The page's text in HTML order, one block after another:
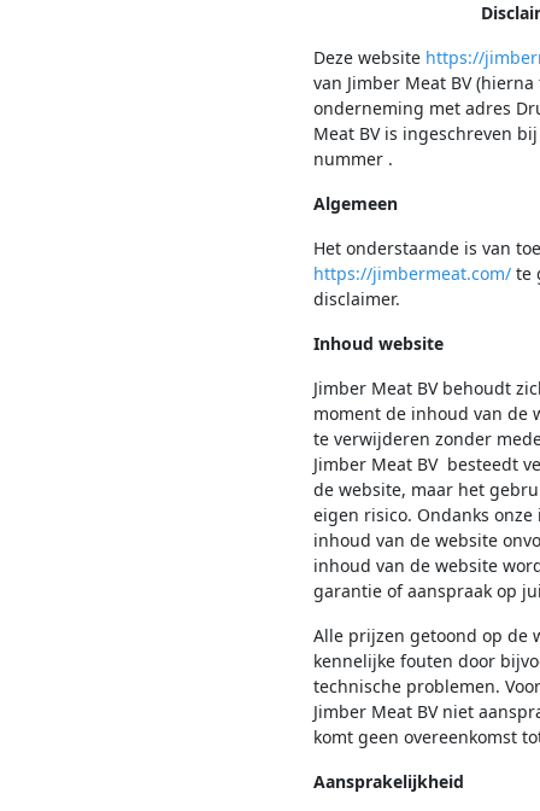
Deze website https://
van Jimber Meat BV (hierna
onderneming met adres
Meat BV is ingeschreven
nummer .
Algemeen
Het onderstaande is van
https://jimbermeat.com/ te
disclaimer.
Inhoud website
Jimber Meat BV behoudt
moment de inhoud van de
te verwijderen zonder
Jimber Meat BV besteedt
de website, maar het
eigen risico. Ondanks
inhoud van de website
inhoud van de website
garantie of aanspraak op
Alle prijzen getoond op de
kennelijke fouten door
technische problemen.
Jimber Meat BV niet
komt geen overeenkomst
Aansprakelijkheid